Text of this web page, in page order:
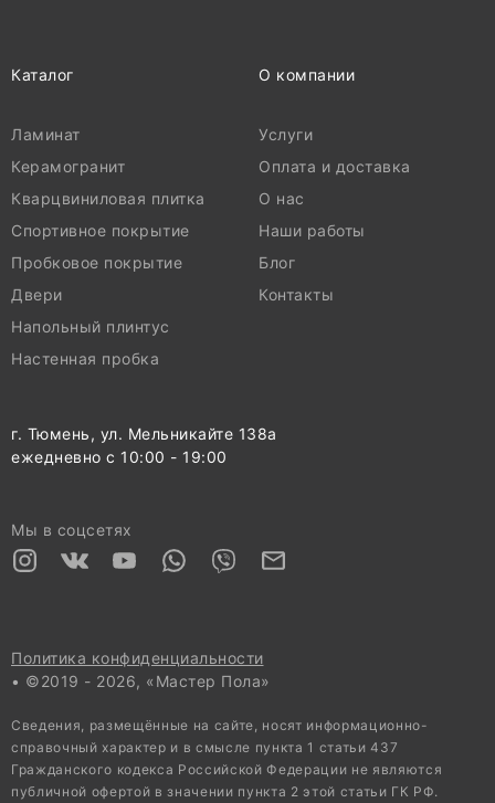
Каталог
Ламинат
Керамогранит
Кварцвиниловая плитка
Спортивное покрытие
Пробковое покрытие
Двери
Напольный плинтус
Настенная пробка
О компании
Услуги
Оплата и доставка
О нас
Наши работы
Блог
Контакты
г. Тюмень, ул. Мельникайте 138а
ежедневно с 10:00 - 19:00
Мы в соцсетях
Политика конфиденциальности
• ©2019 - 2026, «Мастер Пола»
Сведения, размещённые на сайте, носят информационно-
справочный характер и в смысле пункта 1 статьи 437
Гражданского кодекса Российской Федерации не являются
публичной офертой в значении пункта 2 этой статьи ГК РФ.